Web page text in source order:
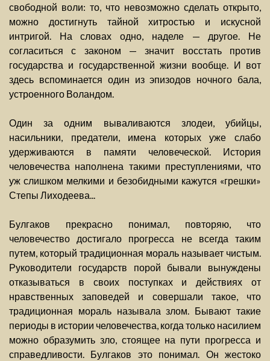
свободной воли: то, что невозможно сделать открыто,
можно достигнуть тайной хитростью и искусной
интригой. На словах одно, наделе — другое. Не
согласиться с законом — значит восстать против
государства и государственной жизни вообще. И вот
здесь вспоминается один из эпизодов ночного бала,
устроенного Воландом.
Один за одним вываливаются злодеи, убийцы,
насильники, предатели, имена которых уже слабо
удерживаются в памяти человеческой. История
человечества наполнена такими преступлениями, что
уж слишком мелкими и безобидными кажутся «грешки»
Степы Лиходеева...
Булгаков прекрасно понимал, повторяю, что
человечество достигало прогресса не всегда таким
путем, который традиционная мораль называет чистым.
Руководители государств порой бывали вынуждены
отказываться в своих поступках и действиях от
нравственных заповедей и совершали такое, что
традиционная мораль называла злом. Бывают такие
периоды в истории человечества, когда только насилием
можно образумить зло, стоящее на пути прогресса и
справедливости. Булгаков это понимал. Он жестоко